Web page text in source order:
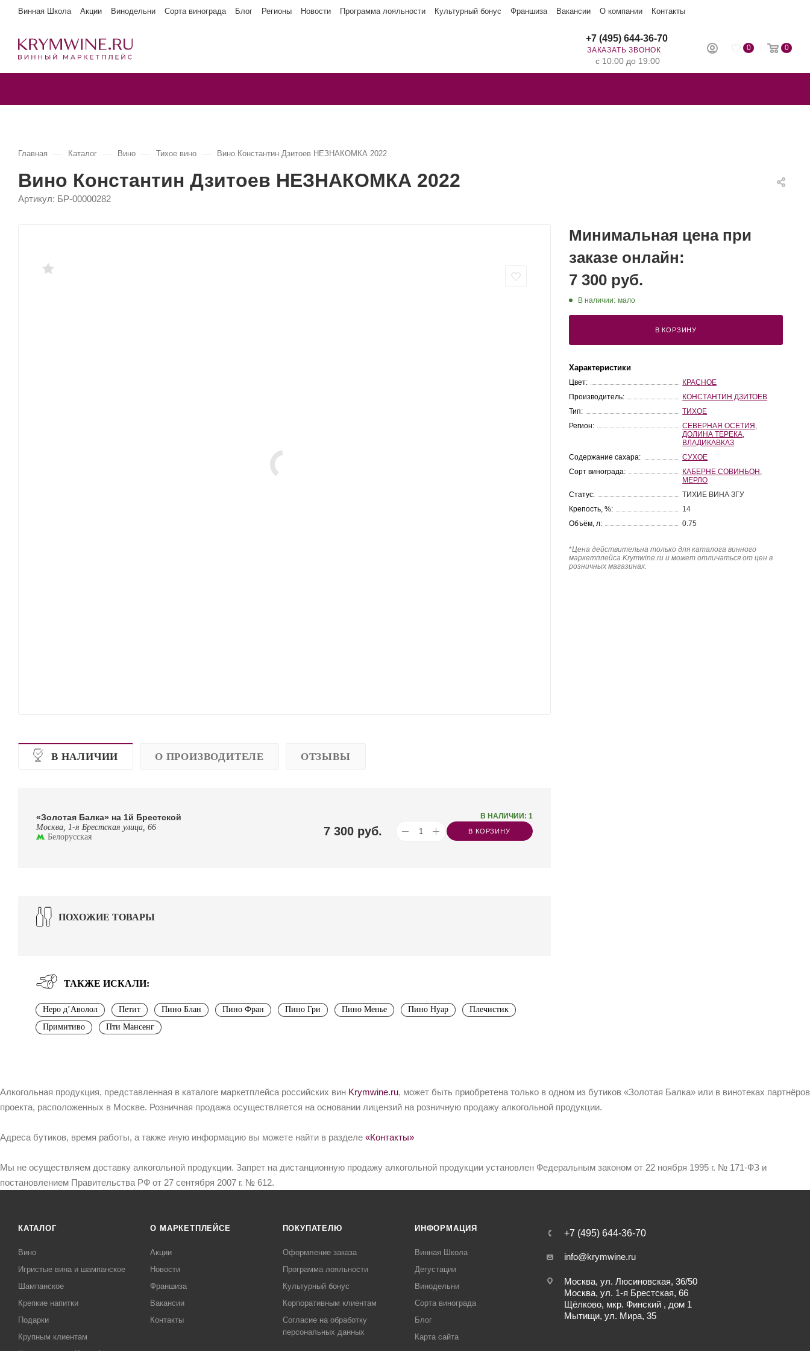
Винная Школа Акции Винодельни Сорта винограда Блог Регионы Новости Программа лояльности Культурный бонус Франшиза Вакансии О компании Контакты
0 0
+7 (495) 644-36-70
ЗАКАЗАТЬ ЗВОНОК
с 10:00 до 19:00
Главная — Каталог — Вино — Тихое вино — Вино Константин Дзитоев НЕЗНАКОМКА 2022
Вино Константин Дзитоев НЕЗНАКОМКА 2022
Артикул: БР-00000282
В НАЛИЧИИ О ПРОИЗВОДИТЕЛЕ ОТЗЫВЫ
«Золотая Балка» на 1й Брестской
Москва, 1-я Брестская улица, 66
Белорусская
В НАЛИЧИИ: 1
7 300руб. В КОРЗИНУ
ПОХОЖИЕ ТОВАРЫ
ТАКЖЕ ИСКАЛИ:
Неро д’Аволол Петит Пино Блан Пино Фран Пино Гри Пино Менье Пино Нуар
Плечистик
Примитиво
Пти Мансенг
Минимальная цена при
заказе онлайн:
7 300 руб.
В наличии: мало
В КОРЗИНУ
Характеристики
Цвет:
КРАСНОЕ
Производитель:
КОНСТАНТИН ДЗИТОЕВ
Тип:
ТИХОЕ
Регион:
СЕВЕРНАЯ ОСЕТИЯ
ДОЛИНА ТЕРЕКА
ВЛАДИКАВКАЗ
Содержание сахара:
СУХОЕ
Сорт винограда:
КАБЕРНЕ СОВИНЬОН
МЕРЛО
Статус:
ТИХИЕ ВИНА ЗГУ
Крепость, %:
14
Объём, л:
0.75
*Цена действительна только для каталога винного
маркетплейса Krymwine.ru и может отличаться от цен в
розничных магазинах.
Алкогольная продукция, представленная в каталоге маркетплейса российских вин Krymwine.ru, может быть приобретена только в одном из бутиков «Золотая Балка» или в винотеках партнёров
проекта, расположенных в Москве. Розничная продажа осуществляется на основании лицензий на розничную продажу алкогольной продукции.
Адреса бутиков, время работы, а также иную информацию вы можете найти в разделе «Контакты»
Мы не осуществляем доставку алкогольной продукции. Запрет на дистанционную продажу алкогольной продукции установлен Федеральным законом от 22 ноября 1995 г. № 171-ФЗ и
постановлением Правительства РФ от 27 сентября 2007 г. № 612.
КАТАЛОГ
Вино
Игристые вина и шампанское
Шампанское
Крепкие напитки
Подарки
Крупным клиентам
О МАРКЕТПЛЕЙСЕ
Акции
Новости
Франшиза
Вакансии
Контакты
ПОКУПАТЕЛЮ
Оформление заказа
Программа лояльности
Культурный бонус
Корпоративным клиентам
Согласие на обработку
персональных данных
ИНФОРМАЦИЯ
Винная Школа
Дегустации
Винодельни
Сорта винограда
Блог
Карта сайта
+7 (495) 644-36-70
info@krymwine.ru
Москва, ул. Люсиновская, 36/50
Москва, ул. 1-я Брестская, 66
Щёлково, мкр. Финский , дом 1
Мытищи, ул. Мира, 35